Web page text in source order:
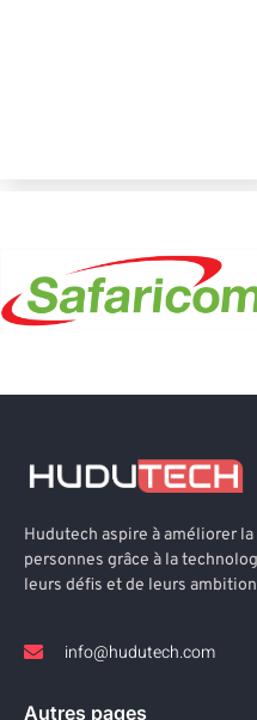
Hudutech aspire à améliorer
personnes grâce à la
leurs défis et de leurs
info@hudutech.com
Autres pages